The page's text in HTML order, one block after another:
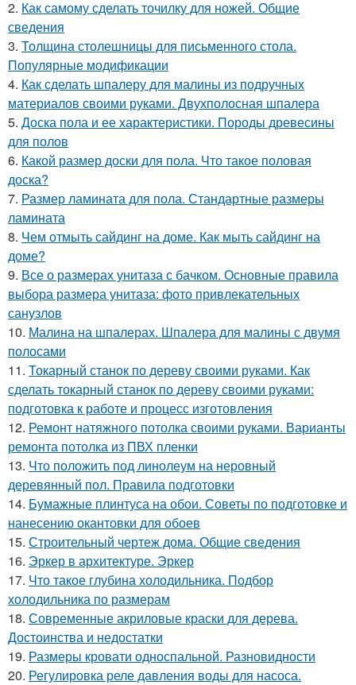
2. Как самому сделать точилку для ножей. Общие
сведения
3. Толщина столешницы для письменного стола.
Популярные модификации
4. Как сделать шпалеру для малины из подручных
материалов своими руками. Двухполосная шпалера
5. Доска пола и ее характеристики. Породы древесины
для полов
6. Какой размер доски для пола. Что такое половая
доска?
7. Размер ламината для пола. Стандартные размеры
ламината
8. Чем отмыть сайдинг на доме. Как мыть сайдинг на
доме?
9. Все о размерах унитаза с бачком. Основные правила
выбора размера унитаза: фото привлекательных
санузлов
10. Малина на шпалерах. Шпалера для малины с двумя
полосами
11. Токарный станок по дереву своими руками. Как
сделать токарный станок по дереву своими руками:
подготовка к работе и процесс изготовления
12. Ремонт натяжного потолка своими руками. Варианты
ремонта потолка из ПВХ пленки
13. Что положить под линолеум на неровный
деревянный пол. Правила подготовки
14. Бумажные плинтуса на обои. Советы по подготовке и
нанесению окантовки для обоев
15. Строительный чертеж дома. Общие сведения
16. Эркер в архитектуре. Эркер
17. Что такое глубина холодильника. Подбор
холодильника по размерам
18. Современные акриловые краски для дерева.
Достоинства и недостатки
19. Размеры кровати односпальной. Разновидности
20. Регулировка реле давления воды для насоса.